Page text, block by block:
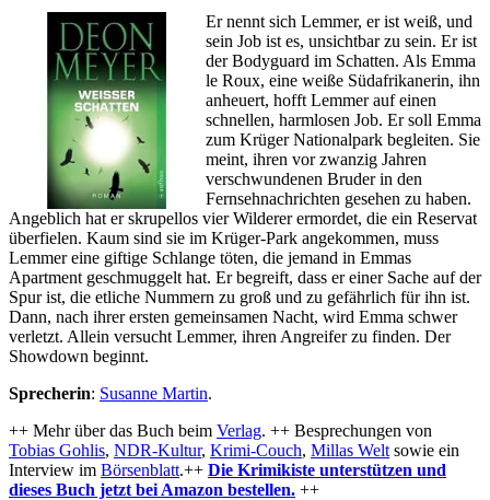
–
Würde
Er nennt sich Lemmer, er ist weiß, und
sein Job ist es, unsichtbar zu sein. Er ist
der Bodyguard im Schatten. Als Emma
le Roux, eine weiße Südafrikanerin, ihn
anheuert, hofft Lemmer auf einen
schnellen, harmlosen Job. Er soll Emma
zum Krüger Nationalpark begleiten. Sie
meint, ihren vor zwanzig Jahren
verschwundenen Bruder in den
Fernsehnachrichten gesehen zu haben.
Angeblich hat er skrupellos vier Wilderer ermordet, die ein Reservat
überfielen. Kaum sind sie im Krüger-Park angekommen, muss
Lemmer eine giftige Schlange töten, die jemand in Emmas
Apartment geschmuggelt hat. Er begreift, dass er einer Sache auf der
Spur ist, die etliche Nummern zu groß und zu gefährlich für ihn ist.
Dann, nach ihrer ersten gemeinsamen Nacht, wird Emma schwer
verletzt. Allein versucht Lemmer, ihren Angreifer zu finden. Der
Showdown beginnt.
Sprecherin: Susanne Martin.
++ Mehr über das Buch beim Verlag. ++ Besprechungen von
Tobias Gohlis, NDR-Kultur, Krimi-Couch, Millas Welt sowie ein
Interview im Börsenblatt.++ Die Krimikiste unterstützen und
dieses Buch jetzt bei Amazon bestellen. ++